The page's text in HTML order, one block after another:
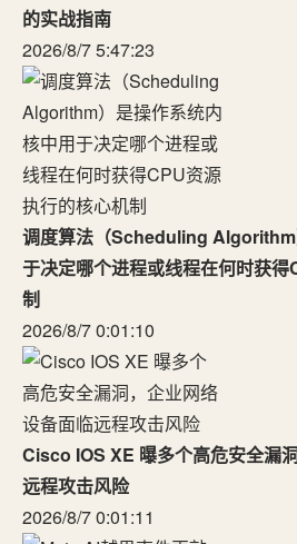
的实战指南
2026/8/7 5:47:23
调度算法（Scheduling
于决定哪个进程或线程在何时获
制
2026/8/7 0:01:10
Cisco IOS XE 曝多个高危安全漏
远程攻击风险
2026/8/7 0:01:11